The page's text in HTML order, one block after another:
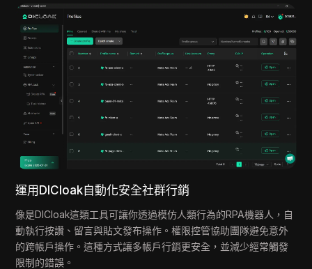
運用DICloak自動化安全社群行銷
像是DICloak這類工具可讓你透過模仿人類行為的RPA機器人，自
動執行按讚、留言與貼文發布操作。權限控管協助團隊避免意外
的跨帳戶操作。這種方式讓多帳戶行銷更安全，並減少經常觸發
限制的錯誤。